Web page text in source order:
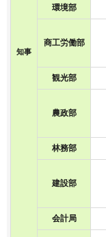
知事
環境部
商工労働部
観光部
農政部
林務部
建設部
会計局